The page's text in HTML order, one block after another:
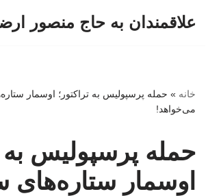
علاقمندان به حاج منصور
خانه » حمله پرسپولیس به تراکتور؛ اوسمار
می‌خواهد!
حمله پرسپولیس به
اوسمار ستاره‌های